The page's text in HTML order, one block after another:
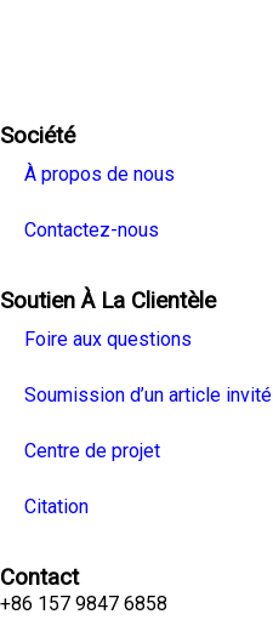
Société
À propos de nous
Contactez-nous
Soutien À La Clientèle
Foire aux questions
Soumission d’un article invité
Centre de projet
Citation
Contact
+86 157 9847 6858